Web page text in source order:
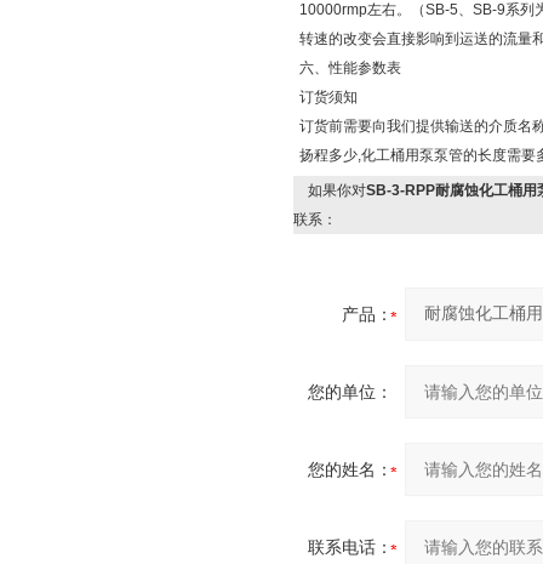
10000rmp左右。（SB-5、SB-9系列
转速的改变会直接影响到运送的流量
六、性能参数表
订货须知
订货前需要向我们提供输送的介质名
扬程多少,化工桶用泵泵管的长度需要
如果你对SB-3-RPP耐腐蚀化工桶用
联系：
产品：
您的单位：
您的姓名：
联系电话：